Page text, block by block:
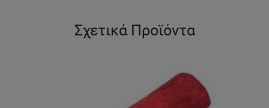
Σχετικά Προϊόντα